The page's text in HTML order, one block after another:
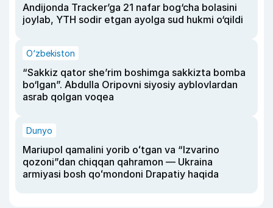
Andijonda Tracker’ga 21 nafar bog‘cha bolasini
joylab, YTH sodir etgan ayolga sud hukmi o‘qildi
O‘zbekiston
“Sakkiz qator she’rim boshimga sakkizta bomba
bo‘lgan”. Abdulla Oripovni siyosiy ayblovlardan
asrab qolgan voqea
Dunyo
Mariupol qamalini yorib oʻtgan va “Izvarino
qozoni”dan chiqqan qahramon — Ukraina
armiyasi bosh qoʻmondoni Drapatiy haqida